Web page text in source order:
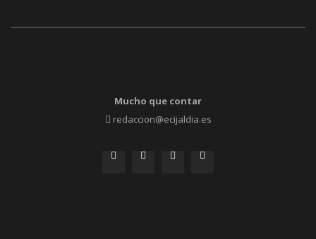
Mucho que contar
redaccion@ecijaldia.es